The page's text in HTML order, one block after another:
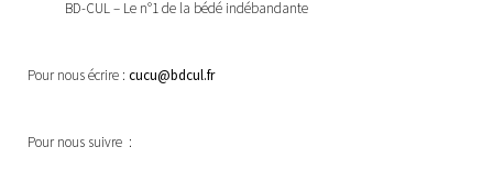
BD-CUL – Le n°1 de la bédé indébandante
Pour nous écrire : cucu@bdcul.fr
Pour nous suivre :